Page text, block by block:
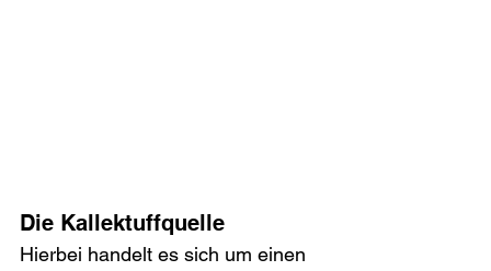
Die Kallektuffquelle
Hierbei handelt es sich um einen